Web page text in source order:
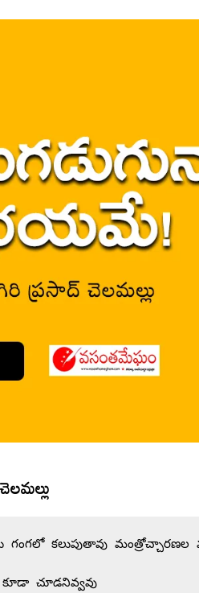
గంగలో కలుపుతావు మంత్రోచ్చారణల
చూడనివ్వవు